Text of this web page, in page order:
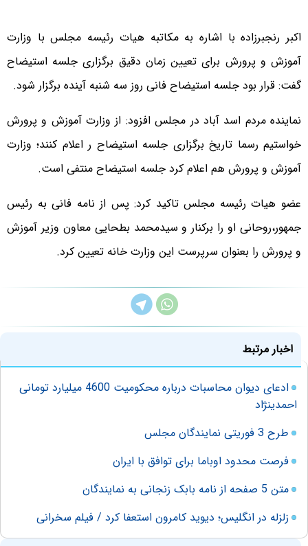
اکبر رنجبرزاده با اشاره به مکاتبه هیات رئیسه مجلس با وزارت
آموزش و پرورش برای تعیین زمان دقیق برگزاری جلسه استیضاح
گفت: قرار بود جلسه استیضاح فانی روز سه شنبه آینده برگزار شود.
نماینده مردم اسد آباد در مجلس افزود: از وزارت آموزش و پرورش
خواستیم رسما تاریخ برگزاری جلسه استیضاح ر اعلام کنند؛ وزارت
آموزش و پرورش هم اعلام کرد جلسه استیضاح منتفی است.
عضو هیات رئیسه مجلس تاکید کرد: پس از نامه فانی به رئیس
جمهور،روحانی او را برکنار و سیدمحمد بطحایی معاون وزیر آموزش
و پرورش را بعنوان سرپرست این وزارت خانه تعیین کرد.
اخبار مرتبط
ادعای دیوان محاسبات درباره محکومیت 4600 میلیارد تومانی
احمدی‎نژاد
طرح 3 فوریتی نمایندگان مجلس
فرصت محدود اوباما برای توافق با ایران
متن 5 صفحه از نامه بابک زنجانی به نمایندگان
زلزله در انگلیس؛ دیوید کامرون استعفا کرد / فیلم سخرانی